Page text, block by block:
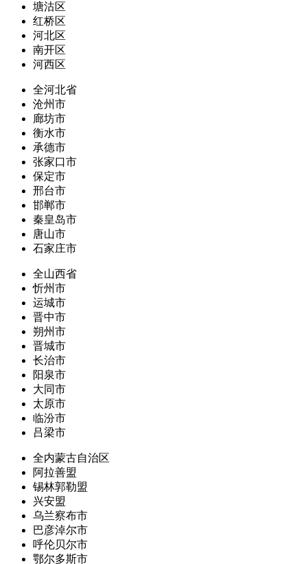
塘沽区
红桥区
河北区
南开区
河西区
全河北省
沧州市
廊坊市
衡水市
承德市
张家口市
保定市
邢台市
邯郸市
秦皇岛市
唐山市
石家庄市
全山西省
忻州市
运城市
晋中市
朔州市
晋城市
长治市
阳泉市
大同市
太原市
临汾市
吕梁市
全内蒙古自治区
阿拉善盟
锡林郭勒盟
兴安盟
乌兰察布市
巴彦淖尔市
呼伦贝尔市
鄂尔多斯市